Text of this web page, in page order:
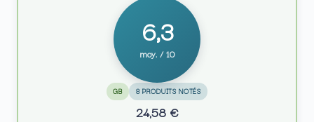
6,3
moy. / 10
GB 8 PRODUITS NOTÉS
24,58 €